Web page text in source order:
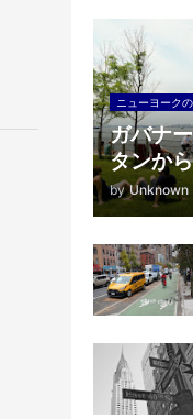
ニューヨーク
ガバナ
タンか
by Unknown